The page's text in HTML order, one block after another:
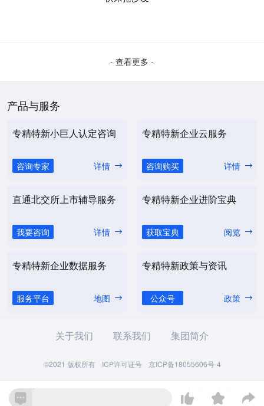
- 查看更多 -
产品与服务
专精特新小巨人认定咨询
咨询专家 详情
专精特新企业云服务
咨询购买 详情
直通北交所上市辅导服务
我要咨询 详情
专精特新企业进阶宝典
获取宝典 阅览
专精特新企业数据服务
服务平台 地图
专精特新政策与资讯
公众号 政策
关于我们 联系我们 集团简介
©2021 版权所有 ICP许可证号 京ICP备18055606号-4